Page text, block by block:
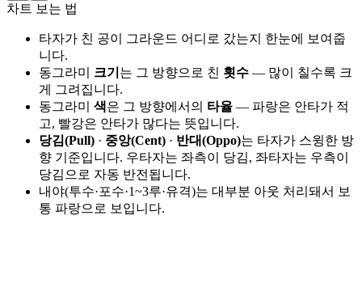
차트 보는 법
타자가 친 공이 그라운드 어디로 갔는지 한눈에 보여줍
니다.
동그라미 크기 는 그 방향으로 친 횟수 — 많이 칠수록 크
게 그려집니다.
동그라미 색은 그 방향에서의 타율 — 파랑은 안타가 적
고, 빨강은 안타가 많다는 뜻입니다.
당김(Pull) · 중앙(Cent) · 반대(Oppo)는 타자가 스윙한 방
향 기준입니다. 우타자는 좌측이 당김, 좌타자는 우측이
당김으로 자동 반전됩니다.
내야(투수·포수·1~3루·유격)는 대부분 아웃 처리돼서 보
통 파랑으로 보입니다.